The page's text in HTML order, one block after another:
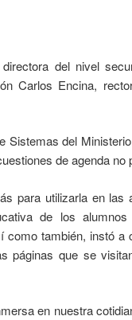
del nivel
Carlos Encina,
Sistemas del
de agenda no
para utilizarla en
de los
como también, instó
páginas que se
en nuestra